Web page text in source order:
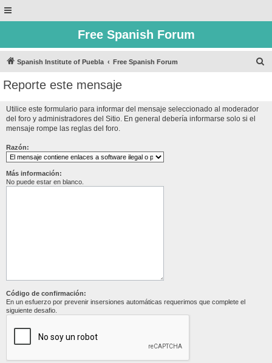
Free Spanish Forum
Spanish Institute of Puebla Free Spanish Forum
Reporte este mensaje
Utilice este formulario para informar del mensaje seleccionado al moderador
del foro y administradores del Sitio. En general debería informarse solo si el
mensaje rompe las reglas del foro.
Razón:
Más información:
No puede estar en blanco.
Código de confirmación:
En un esfuerzo por prevenir insersiones automáticas requerimos que complete el
siguiente desafio.